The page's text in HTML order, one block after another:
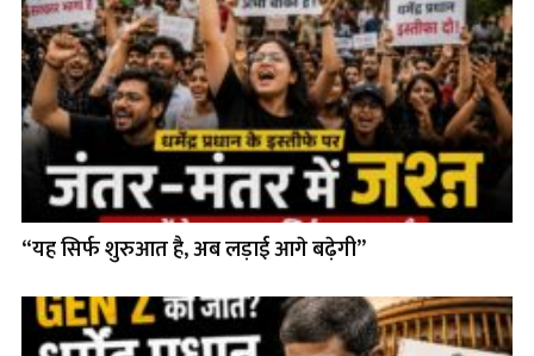
“यह सिर्फ शुरुआत है, अब लड़ाई आगे बढ़ेगी”